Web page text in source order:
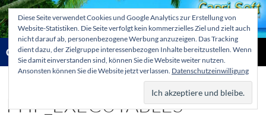
Zum
Inhalt
springen
Capri-Soft Knowledge database
Suchen
MENÜ
PHP_EXECUTABLES
Diese Seite verwendet Cookies und Google Analytics zur Erstellung von
Website-Statistiken. Die Seite verfolgt kein kommerzielles Ziel und zielt auch
nicht darauf ab, personenbezogene Werbung anzuzeigen. Das Tracking
dient dazu, der Zielgruppe interessenbezogen Inhalte bereitzustellen. Wenn
Sie damit einverstanden sind, können Sie die Website weiter nutzen.
Ansonsten können Sie die Website jetzt verlassen. Datenschutzeinwilligung